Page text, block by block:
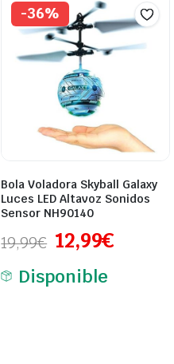
-36%
Bola Voladora Skyball Galaxy
Luces LED Altavoz Sonidos
Sensor NH90140
19,99€ 12,99€
Disponible